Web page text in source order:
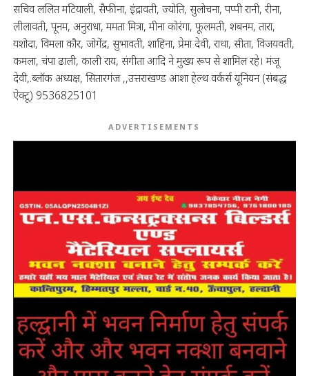
सचिव ललित मटियाली, सैफीना, इंद्रावती, ज्योति, सुलोचना, पप्पी रानी, रीना,
लीलावती, पूनम, अनुराधा, ममता मित्रा, मीना कोरंगा, फूलमती, शबनम, तारा,
यशोदा, विमला कौर, जोगेंद्र, सुभावती, शाहिना, प्रेमा देवी, राधा, सीता, विजयवती,
कमला, चंपा ढाली, काली राय, संगीता आदि ने मुख्य रूप से शामिल रहे। मंजू
देवी,.ब्लॉक अध्यक्ष, सितारगंज ,,उत्तराखण्ड आशा हेल्थ वर्कर्स यूनियन (संबद्ध
ऐक्टू) 9536825101
ADVERTISEMENTS